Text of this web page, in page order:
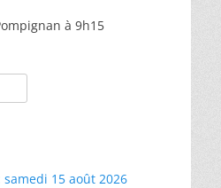
à 9h15
samedi 15 août 2026